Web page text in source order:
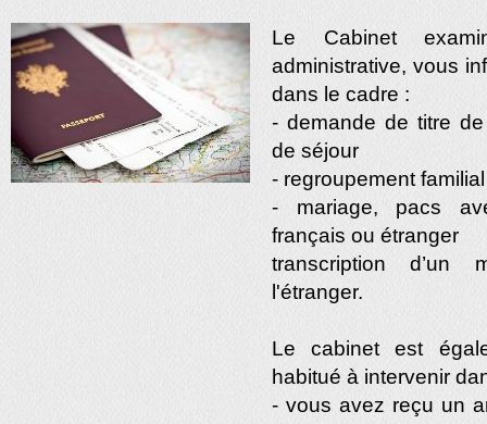
Le Cabinet
administrative, vous
dans le cadre :
- demande de titre
de séjour
- regroupement familial
- mariage, pacs
français ou étranger
transcription d’un
l'étranger.
Le cabinet est
habitué à intervenir
- vous avez reçu un